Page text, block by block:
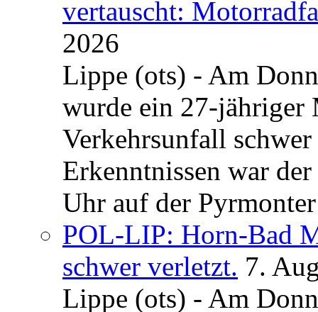
vertauscht:
2026
Lippe (ots) - Am
wurde ein 27-jähriger
Verkehrsunfall
Erkenntnissen war
Uhr auf der
POL-LIP: Horn-Bad
schwer verletzt. 7.
Lippe (ots) - Am